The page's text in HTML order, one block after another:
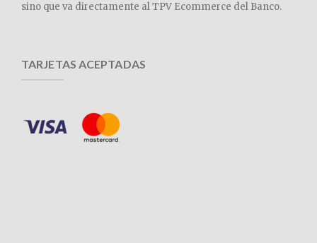
sino que va directamente al TPV Ecommerce del Banco.
TARJETAS ACEPTADAS